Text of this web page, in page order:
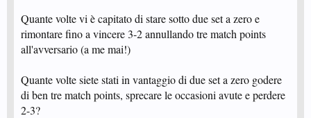
Quante volte vi è capitato di stare sotto due set a zero e
rimontare fino a vincere 3-2 annullando tre match points
all'avversario (a me mai!)
Quante volte siete stati in vantaggio di due set a zero godere
di ben tre match points, sprecare le occasioni avute e perdere
2-3?